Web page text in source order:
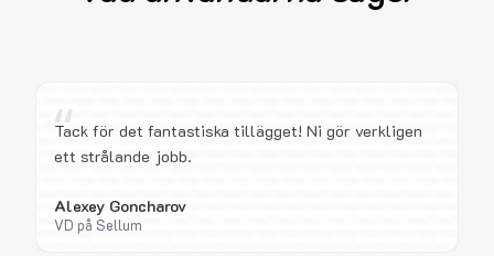
“
Tack för det fantastiska tillägget! Ni gör verkligen
ett strålande jobb.
Alexey Goncharov
VD på Sellum